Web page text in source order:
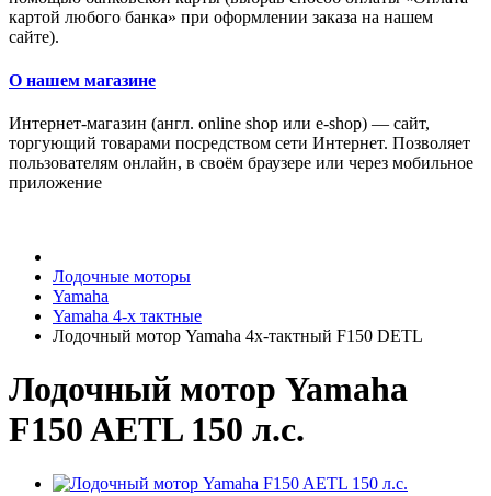
картой любого банка» при оформлении заказа на нашем
сайте).
О нашем магазине
Интернет-магазин (англ. online shop или e-shop) — сайт,
торгующий товарами посредством сети Интернет. Позволяет
пользователям онлайн, в своём браузере или через мобильное
приложение
Лодочные моторы
Yamaha
Yamaha 4-х тактные
Лодочный мотор Yamaha 4х-тактный F150 DETL
Лодочный мотор Yamaha
F150 AETL 150 л.с.